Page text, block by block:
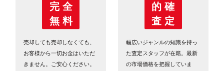
完 全
無 料
売却しても売却しなくても、
お客様から一切お金はいただ
きません。ご安心ください。
的 確
査 定
幅広いジャンルの知識を持っ
た査定スタッフが在籍。最新
の市場価格を把握していま